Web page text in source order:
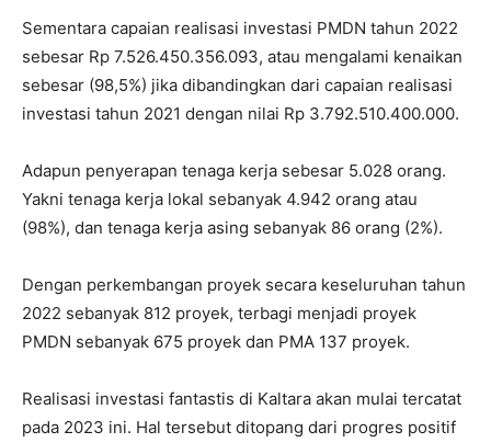
Sementara capaian realisasi investasi PMDN tahun 2022
sebesar Rp 7.526.450.356.093, atau mengalami kenaikan
sebesar (98,5%) jika dibandingkan dari capaian realisasi
investasi tahun 2021 dengan nilai Rp 3.792.510.400.000.
Adapun penyerapan tenaga kerja sebesar 5.028 orang.
Yakni tenaga kerja lokal sebanyak 4.942 orang atau
(98%), dan tenaga kerja asing sebanyak 86 orang (2%).
Dengan perkembangan proyek secara keseluruhan tahun
2022 sebanyak 812 proyek, terbagi menjadi proyek
PMDN sebanyak 675 proyek dan PMA 137 proyek.
Realisasi investasi fantastis di Kaltara akan mulai tercatat
pada 2023 ini. Hal tersebut ditopang dari progres positif